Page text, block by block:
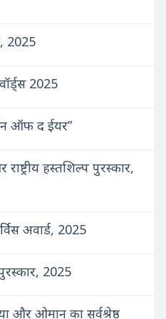
2025
2025
ऑफ द ईयर”
हस्तशिल्प पुरस्कार,
अवार्ड, 2025
2025
और ओमान का सर्वश्रेष्ठ